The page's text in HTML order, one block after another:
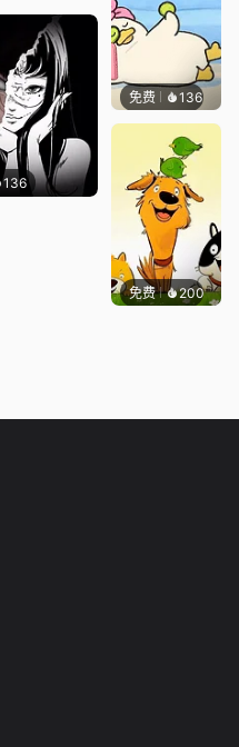
136
免费 136渔小小
免费 200渔小小